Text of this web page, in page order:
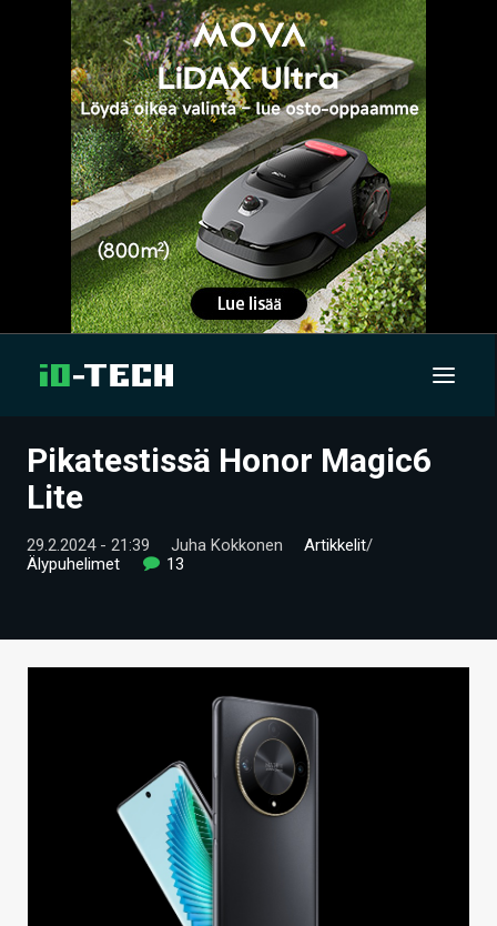
UUTISET
VIDEOT
TIETOA
VAIHDA TEEMA
Pikatestissä Honor Magic6
Lite
29.2.2024 - 21:39 Juha Kokkonen Artikkelit/
Älypuhelimet
13